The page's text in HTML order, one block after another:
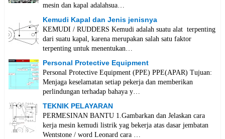
mesin dan kapal adalahsua…
Kemudi Kapal dan Jenis jenisnya
KEMUDI / RUDDERS Kemudi adalah suatu alat terpenting
dari suatu kapal, karena merupakan salah satu faktor
terpenting untuk menentukan…
Personal Protective Equipment
Personal Protective Equipment (PPE) PPE(APAR) Tujuan:
Menjaga keselamatan setiap pekerja dan memberikan
perlindungan terhadap bahaya y…
TEKNIK PELAYARAN
PERMESINAN BANTU 1.Gambarkan dan Jelaskan cara
kerja mesin kemudi listrik yag bekerja atas dasar jembatan
Wentstone / word Leonard cara …